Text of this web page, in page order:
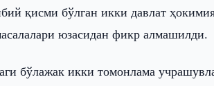
қисми бўлган икки давлат
юзасидан фикр алмашилди.
бўлажак икки томонлама